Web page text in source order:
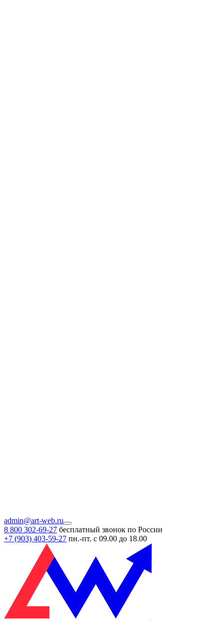
admin@art-web.ru
8 800 302-69-27 бесплатный звонок по России
+7 (903) 403-59-27 пн.-пт. с 09.00 до 18.00